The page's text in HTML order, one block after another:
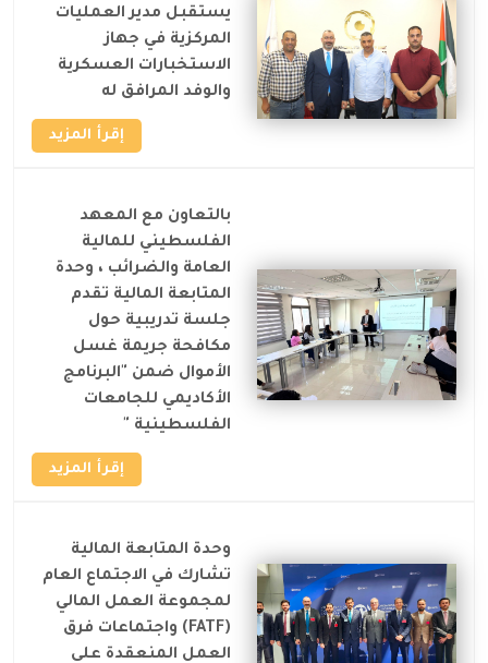
يستقبل مدير العمليات
المركزية في جهاز
الاستخبارات العسكرية
والوفد المرافق له
إقرأ المزيد
بالتعاون مع المعهد
الفلسطيني للمالية
العامة والضرائب ، وحدة
المتابعة المالية تقدم
جلسة تدريبية حول
مكافحة جريمة غسل
الأموال ضمن "البرنامج
الأكاديمي للجامعات
الفلسطينية "
إقرأ المزيد
وحدة المتابعة المالية
تشارك في الاجتماع العام
لمجموعة العمل المالي
(FATF) واجتماعات فرق
العمل المنعقدة على
وحدة المتابعة المالية تجتمع مع الادارة العامة
للمعابر والحدود